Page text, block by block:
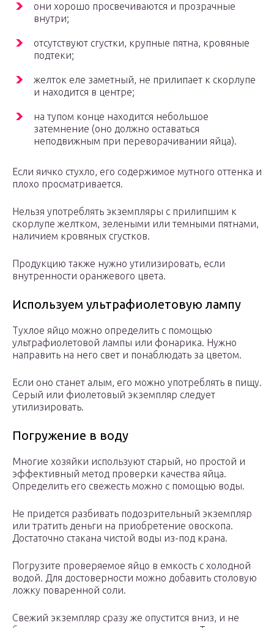
они хорошо просвечиваются и прозрачные
внутри;
отсутствуют сгустки, крупные пятна, кровяные
подтеки;
желток еле заметный, не прилипает к скорлупе
и находится в центре;
на тупом конце находится небольшое
затемнение (оно должно оставаться
неподвижным при переворачивании яйца).
Если яичко стухло, его содержимое мутного оттенка и
плохо просматривается.
Нельзя употреблять экземпляры с прилипшим к
скорлупе желтком, зелеными или темными пятнами,
наличием кровяных сгустков.
Продукцию также нужно утилизировать, если
внутренности оранжевого цвета.
Используем ультрафиолетовую лампу
Тухлое яйцо можно определить с помощью
ультрафиолетовой лампы или фонарика. Нужно
направить на него свет и понаблюдать за цветом.
Если оно станет алым, его можно употреблять в пищу.
Серый или фиолетовый экземпляр следует
утилизировать.
Погружение в воду
Многие хозяйки используют старый, но простой и
эффективный метод проверки качества яйца.
Определить его свежесть можно с помощью воды.
Не придется разбивать подозрительный экземпляр
или тратить деньги на приобретение овоскопа.
Достаточно стакана чистой воды из-под крана.
Погрузите проверяемое яйцо в емкость с холодной
водой. Для достоверности можно добавить столовую
ложку поваренной соли.
Свежий экземпляр сразу же опустится вниз, и не